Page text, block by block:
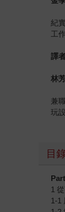
紀
工作
譯
林
兼
玩
目
1
1-1